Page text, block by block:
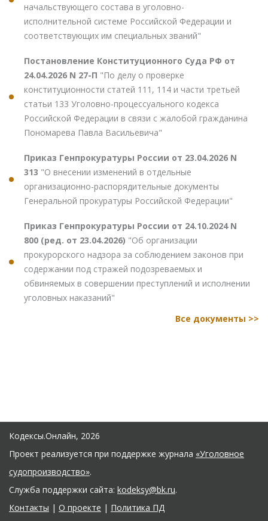
начальствующего состава в уголовно-
исполнительной системе Российской Федерации и
соответствующих им специальных званий"
Постановление Конституционного Суда РФ от
24.04.2026 N 27-П "По делу о проверке
конституционности статей 111, 114 и части третьей
статьи 133 Уголовно-процессуального кодекса
Российской Федерации в связи с жалобой гражданина
Пономарева Павла Васильевича"
Приказ Генпрокуратуры России от 23.04.2026 N
313 "О внесении изменений в отдельные
организационно-распорядительные документы
Генеральной прокуратуры Российской Федерации"
Приказ Генпрокуратуры России от 24.10.2024 N
800 (ред. от 23.04.2026) "Об организации
прокурорского надзора за соблюдением законов при
содержании под стражей подозреваемых и
обвиняемых в совершении преступлений и исполнении
уголовных наказаний"
Все документы >>
Кодексы.Онлайн, 2026
Проект реализуется при поддержке журнала «Уголовное
судопроизводство».
Служба поддержки сайта: kodeksy@bk.ru.
Контакты | О проекте | Политика ПД